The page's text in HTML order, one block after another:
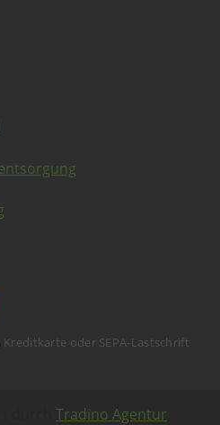
Kreditkarte oder SEPA-Lastschrift
Tradino Agentur